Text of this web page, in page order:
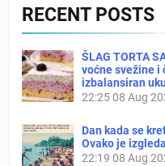
RECENT POSTS
ŠLAG TORTA
voćne svežine i
izbalansiran
22:2508 Aug
Dan kada se
Ovako je
22:19 08 Aug